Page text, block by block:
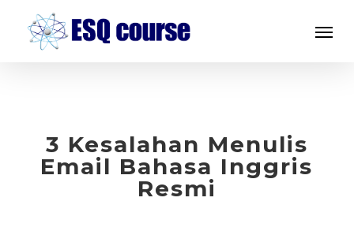
3 Kesalahan Menulis
Email Bahasa Inggris
Resmi